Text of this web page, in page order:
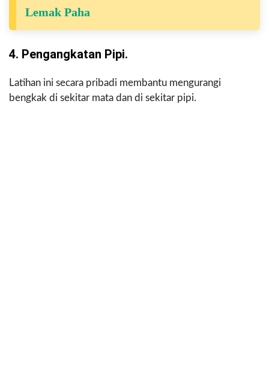
Lemak Paha
4. Pengangkatan Pipi.
Latihan ini secara pribadi membantu mengurangi
bengkak di sekitar mata dan di sekitar pipi.